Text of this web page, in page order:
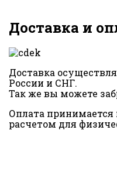
Доставка и
Доставка
России и СНГ.
Так же вы можете
Оплата
расчетом для